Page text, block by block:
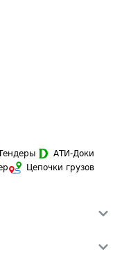
АТИ-Доки
Цепочки грузов